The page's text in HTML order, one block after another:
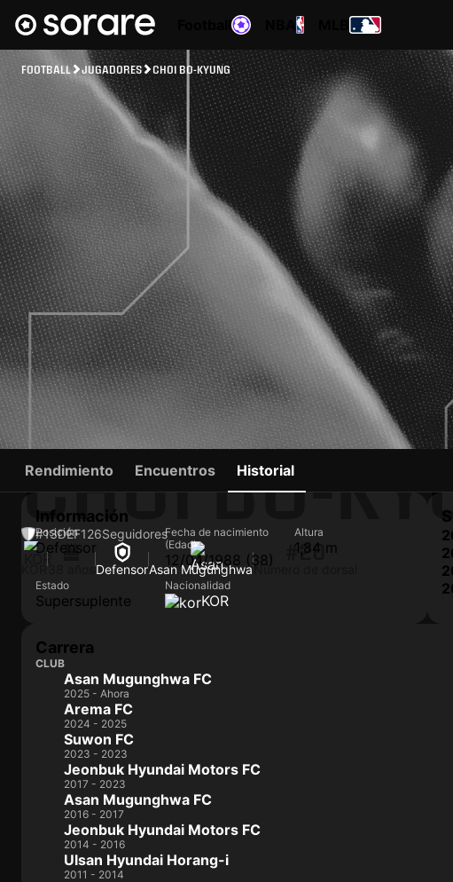
FOOTBALL JUGADORES CHOI BO-KYUNG
CHOI BO-
#13DEF126Seguidores
DefensorAsan Mugunghwa
#20
Número de dorsal
Rendimiento Encuentros Historial
Información
Posición
Defensor
Fecha de nacimiento
(Edad)
12/04/1988 (38)
Altura
1,84 m
Estado
Supersuplente
Nacionalidad
KOR
Carrera
CLUB
Asan Mugunghwa FC
2025 - Ahora
Arema FC
2024 - 2025
Suwon FC
2023 - 2023
Jeonbuk Hyundai Motors FC
2017 - 2023
Asan Mugunghwa FC
2016 - 2017
Jeonbuk Hyundai Motors FC
2014 - 2016
Ulsan Hyundai Horang-i
2011 - 2014